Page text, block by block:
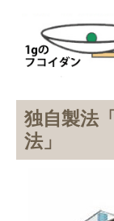
独自製法
法」